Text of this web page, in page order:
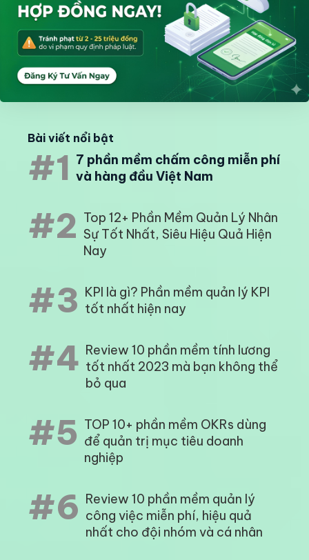
Bài viết nổi bật
#1 7 phần mềm chấm công miễn phí
và hàng đầu Việt Nam
#2 Top 12+ Phần Mềm Quản Lý Nhân
Sự Tốt Nhất, Siêu Hiệu Quả Hiện
Nay
#3 KPI là gì? Phần mềm quản lý KPI
tốt nhất hiện nay
#4 Review 10 phần mềm tính lương
tốt nhất 2023 mà bạn không thể
bỏ qua
#5 TOP 10+ phần mềm OKRs dùng
để quản trị mục tiêu doanh
nghiệp
#6 Review 10 phần mềm quản lý
công việc miễn phí, hiệu quả
nhất cho đội nhóm và cá nhân